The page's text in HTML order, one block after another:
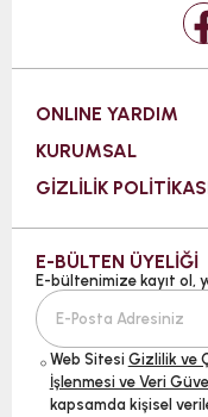
ONLINE YARDIM
KURUMSAL
GİZLİLİK
E-BÜLTEN ÜYELİĞİ
E-bültenimize kayıt ol,
Web Sitesi Gizlilik ve
İşlenmesi ve Veri
kapsamda kişisel